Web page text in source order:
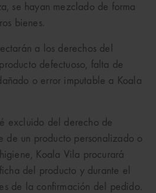
se hayan mezclado de forma
bienes.
a los derechos del
defectuoso, falta de
o error imputable a Koala
excluido del derecho de
de un producto personalizado o
Koala Vila procurará
del producto y durante el
de la confirmación del pedido.